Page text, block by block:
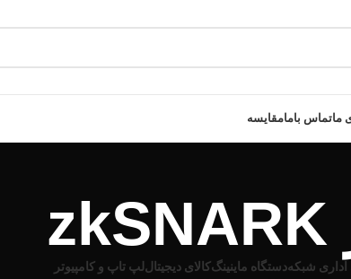
ماتماس بامامقایسه
اداری شبکهدستگاه ماینینگ کالای دیجیتال لپ تاپ و کامپیوتر